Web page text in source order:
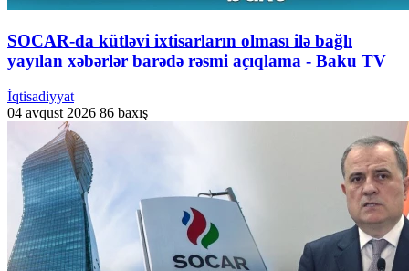
SOCAR-da kütləvi ixtisarların olması ilə bağlı
yayılan xəbərlər barədə rəsmi açıqlama - Baku TV
İqtisadiyyat
04 avqust 2026 86 baxış